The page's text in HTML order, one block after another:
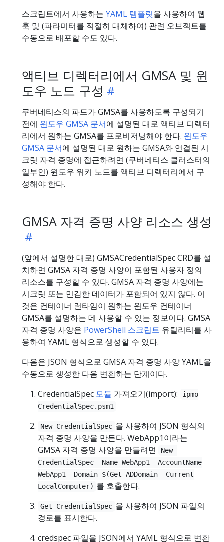
스크립트에서 사용하는 YAML 템플릿을 사용하여 웹
훅 및 (파라미터를 적절히 대체하여) 관련 오브젝트를
수동으로 배포할 수도 있다.
액티브 디렉터리에서 GMSA 및 윈
도우 노드 구성
쿠버네티스의 파드가 GMSA를 사용하도록 구성되기
전에 윈도우 GMSA 문서에 설명된 대로 액티브 디렉터
리에서 원하는 GMSA를 프로비저닝해야 한다. 윈도우
GMSA 문서에 설명된 대로 원하는 GMSA와 연결된 시
크릿 자격 증명에 접근하려면 (쿠버네티스 클러스터의
일부인) 윈도우 워커 노드를 액티브 디렉터리에서 구
성해야 한다.
GMSA 자격 증명 사양 리소스 생성
(앞에서 설명한 대로) GMSACredentialSpec CRD를 설
치하면 GMSA 자격 증명 사양이 포함된 사용자 정의
리소스를 구성할 수 있다. GMSA 자격 증명 사양에는
시크릿 또는 민감한 데이터가 포함되어 있지 않다. 이
것은 컨테이너 런타임이 원하는 윈도우 컨테이너
GMSA를 설명하는 데 사용할 수 있는 정보이다. GMSA
자격 증명 사양은 PowerShell 스크립트 유틸리티를 사
용하여 YAML 형식으로 생성할 수 있다.
다음은 JSON 형식으로 GMSA 자격 증명 사양 YAML을
수동으로 생성한 다음 변환하는 단계이다.
CredentialSpec 모듈 가져오기(import):
ipmo
CredentialSpec.psm1
New-CredentialSpec 을 사용하여 JSON 형식의
자격 증명 사양을 만든다. WebApp1이라는
GMSA 자격 증명 사양을 만들려면
New-
CredentialSpec -Name WebApp1 -AccountName
WebApp1 -Domain $(Get-ADDomain -Current
LocalComputer) 를 호출한다.
Get-CredentialSpec 을 사용하여 JSON 파일의
경로를 표시한다.
credspec 파일을 JSON에서 YAML 형식으로 변환